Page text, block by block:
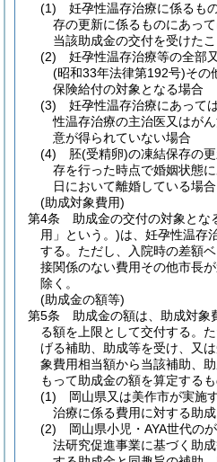
(1)
妊孕性温存治療に係るも
存の更新に係るものにあっ
当該助成金の交付を受けた
(2)
妊孕性温存治療等の全部
(昭和33年法律第192号)その
保険給付の対象となる場合
(3)
妊孕性温存治療にあって
性温存治療の主治医又はが
意が得られていない場合
(4)
胚(受精卵)の凍結保存の
存を行った時点で婚姻状態
日において離婚している場合
(助成対象費用)
第4条
助成金の交付の対象とな
用」という。)は、妊孕性温存
する。 ただし、入院時の差額
接関係のない費用その他市長
除く。
(助成金の額等)
第5条
助成金の額は、助成対象
る額を上限として交付する。
げる補助、助成等を受け、又
象費用相当額から当該補助、
もって助成金の額を算定するも
(1)
岡山県又は美作市が実施
治療に係る費用に対する助成
(2)
岡山県小児・AYA世代の
法研究促進事業に基づく助